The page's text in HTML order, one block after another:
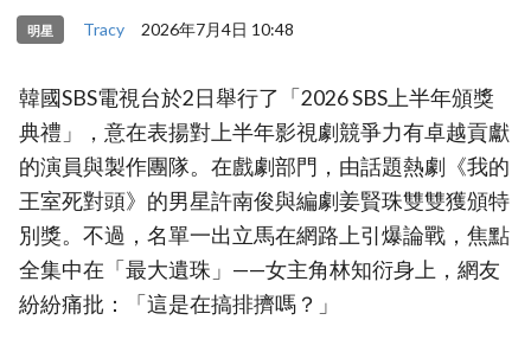
明星 Tracy 2026年7月4日 10:48
韓國SBS電視台於2日舉行了「2026 SBS上半年頒獎
典禮」，意在表揚對上半年影視劇競爭力有卓越貢獻
的演員與製作團隊。在戲劇部門，由話題熱劇《我的
王室死對頭》的男星許南俊與編劇姜賢珠雙雙獲頒特
別獎。不過，名單一出立馬在網路上引爆論戰，焦點
全集中在「最大遺珠」——女主角林知衍身上，網友
紛紛痛批：「這是在搞排擠嗎？」